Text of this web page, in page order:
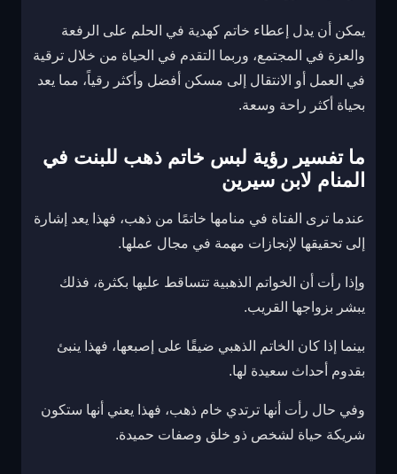
يمكن أن يدل إعطاء خاتم كهدية في الحلم على الرفعة
والعزة في المجتمع، وربما التقدم في الحياة من خلال ترقية
في العمل أو الانتقال إلى مسكن أفضل وأكثر رقياً، مما يعد
بحياة أكثر راحة وسعة.
ما تفسير رؤية لبس خاتم ذهب للبنت في
المنام لابن سيرين
عندما ترى الفتاة في منامها خاتمًا من ذهب، فهذا يعد إشارة
إلى تحقيقها لإنجازات مهمة في مجال عملها.
وإذا رأت أن الخواتم الذهبية تتساقط عليها بكثرة، فذلك
يبشر بزواجها القريب.
بينما إذا كان الخاتم الذهبي ضيقًا على إصبعها، فهذا ينبئ
بقدوم أحداث سعيدة لها.
وفي حال رأت أنها ترتدي خام ذهب، فهذا يعني أنها ستكون
شريكة حياة لشخص ذو خلق وصفات حميدة.